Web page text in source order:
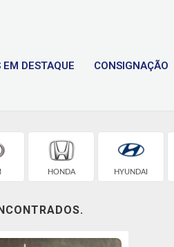
EM DESTAQUE CONSIGNAÇÃO
HONDA HYUNDAI